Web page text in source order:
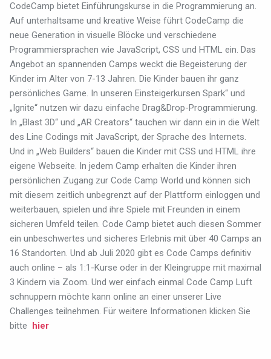
CodeCamp bietet Einführungskurse in die Programmierung an.
Auf unterhaltsame und kreative Weise führt CodeCamp die
neue Generation in visuelle Blöcke und verschiedene
Programmiersprachen wie JavaScript, CSS und HTML ein. Das
Angebot an spannenden Camps weckt die Begeisterung der
Kinder im Alter von 7-13 Jahren. Die Kinder bauen ihr ganz
persönliches Game. In unseren Einsteigerkursen Spark“ und
„Ignite“ nutzen wir dazu einfache Drag&Drop-Programmierung.
In „Blast 3D“ und „AR Creators“ tauchen wir dann ein in die Welt
des Line Codings mit JavaScript, der Sprache des Internets.
Und in „Web Builders“ bauen die Kinder mit CSS und HTML ihre
eigene Webseite. In jedem Camp erhalten die Kinder ihren
persönlichen Zugang zur Code Camp World und können sich
mit diesem zeitlich unbegrenzt auf der Plattform einloggen und
weiterbauen, spielen und ihre Spiele mit Freunden in einem
sicheren Umfeld teilen. Code Camp bietet auch diesen Sommer
ein unbeschwertes und sicheres Erlebnis mit über 40 Camps an
16 Standorten. Und ab Juli 2020 gibt es Code Camps definitiv
auch online – als 1:1-Kurse oder in der Kleingruppe mit maximal
3 Kindern via Zoom. Und wer einfach einmal Code Camp Luft
schnuppern möchte kann online an einer unserer Live
Challenges teilnehmen. Für weitere Informationen klicken Sie
bitte hier